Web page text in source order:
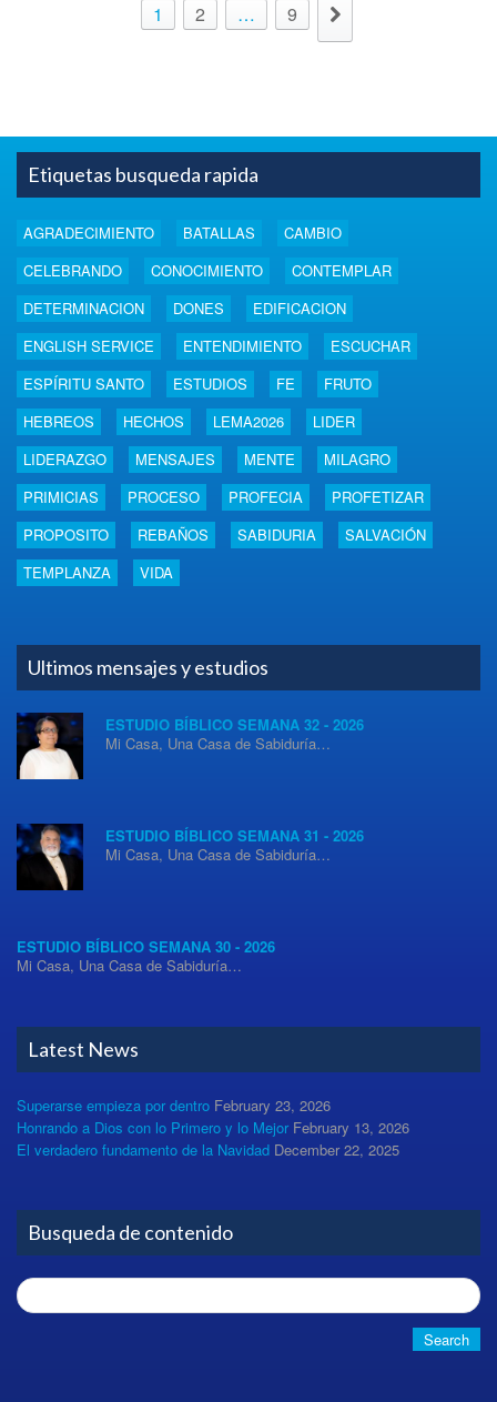
1 2 … 9
Etiquetas busqueda rapida
AGRADECIMIENTO BATALLAS
CAMBIO
CELEBRANDO
CONOCIMIENTO
CONTEMPLAR
DETERMINACION
DONES
EDIFICACION
ENGLISH SERVICE
ENTENDIMIENTO
ESCUCHAR
ESPÍRITU SANTO
ESTUDIOS FE
FRUTO
HEBREOS
HECHOS LEMA2026
LIDER
LIDERAZGO
MENSAJES MENTE
MILAGRO
PRIMICIAS
PROCESO PROFECIA
PROFETIZAR
PROPOSITO
REBAÑOS SABIDURIA
SALVACIÓN
TEMPLANZA
VIDA
Ultimos mensajes y estudios
ESTUDIO BÍBLICO SEMANA 32 - 2026
Mi Casa, Una Casa de Sabiduría…
ESTUDIO BÍBLICO SEMANA 31 - 2026
Mi Casa, Una Casa de Sabiduría…
ESTUDIO BÍBLICO SEMANA 30 - 2026
Mi Casa, Una Casa de Sabiduría…
Latest News
Superarse empieza por dentro February 23, 2026
Honrando a Dios con lo Primero y lo Mejor February 13, 2026
El verdadero fundamento de la Navidad December 22, 2025
Busqueda de contenido
Search
for: